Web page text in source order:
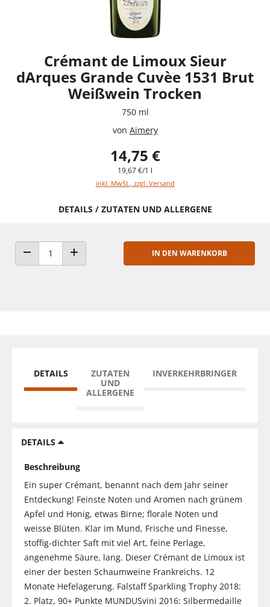
Crémant de Limoux Sieur
dArques Grande Cuvèe 1531 Brut
Weißwein Trocken
750 ml
von Aimery
14,75 €
19,67 €/1 l
inkl. MwSt., zzgl. Versand
DETAILS / ZUTATEN UND ALLERGENE
ANZAHL VERRINGERNANZAHL ERHÖHEN
IN DEN WARENKORB
DETAILS
ZUTATEN
UND
ALLERGENE
INVERKEHRBRINGER
DETAILS
Beschreibung
Ein super Crémant, benannt nach dem Jahr seiner
Entdeckung! Feinste Noten und Aromen nach grünem
Apfel und Honig, etwas Birne; florale Noten und
weisse Blüten. Klar im Mund, Frische und Finesse,
stoffig-dichter Saft mit viel Art, feine Perlage,
angenehme Säure, lang. Dieser Crémant de Limoux ist
einer der besten Schaumweine Frankreichs. 12
Monate Hefelagerung. Falstaff Sparkling Trophy 2018:
2. Platz, 90+ Punkte MUNDUSvini 2016: Silbermedaille